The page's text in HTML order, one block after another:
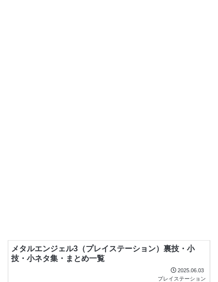
メタルエンジェル3（プレイステーション）裏技・小
技・小ネタ集・まとめ一覧
2025.06.03
プレイステーション